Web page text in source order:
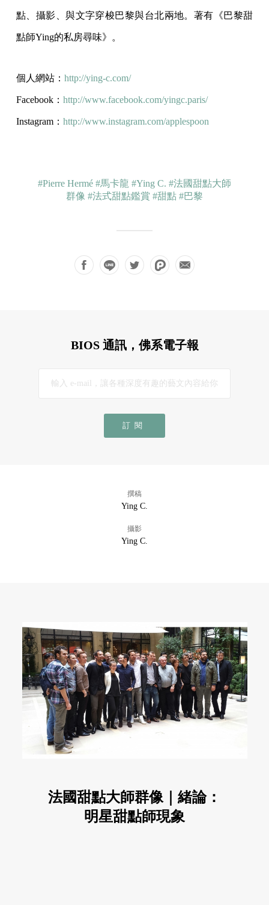
點、攝影、與文字穿梭巴黎與台北兩地。著有《巴黎甜
點師Ying的私房尋味》。
個人網站： http://ying-c.com/
Facebook： http://www.facebook.com/yingc.paris/
Instagram： http://www.instagram.com/applespoon
#Pierre Hermé #馬卡龍 #Ying C. #法國甜點大師
群像 #法式甜點鑑賞 #甜點 #巴黎
BIOS 通訊，佛系電子報
訂閱
撰稿
Ying C.
攝影
Ying C.
法國甜點大師群像｜緒論：
明星甜點師現象